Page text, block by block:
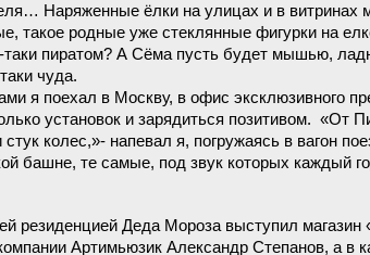
Наряженные ёлки на улицах и в
такое родные уже стеклянные фигурки на
пиратом? А Сёма пусть будет мышью,
чуда.
я поехал в Москву, в офис эксклюзивного
установок и зарядиться позитивом. «От
колес,»- напевал я, погружаясь в вагон
башне, те самые, под звук которых каждый
резиденцией Деда Мороза выступил
Артимьюзик Александр Степанов, а в